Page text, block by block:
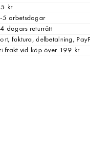
kr
5 arbetsdagar
dagars returrätt
faktura, delbetalning,
frakt vid köp över 199 kr